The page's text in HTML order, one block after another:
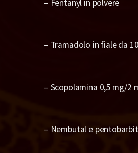
– Fentanyl in polvere
– Tramadolo in fiale da
– Scopolamina 0,5 mg/2
– Nembutal e